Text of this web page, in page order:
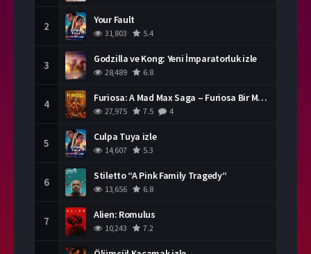
2 Your Fault
31,803 5.4
3 Godzilla ve Kong: Yeni İmparatorluk izle
28,489 6.8
4 Furiosa: A Mad Max Saga – Furiosa Bir Mad Max Destanı
27,975 7.5 4
5 Culpa Tuya izle
14,607 5.3
6 Stiletto “A Pink Family Tragedy“
13,656 6.8
7 Alien: Romulus
10,243 7.2